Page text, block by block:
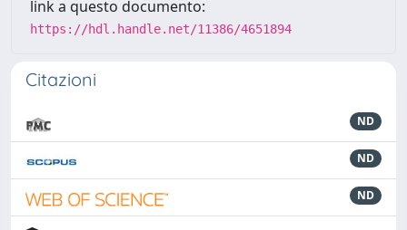
link a questo documento:
https://hdl.handle.net/11386/4651894
Citazioni
ND
ND
ND